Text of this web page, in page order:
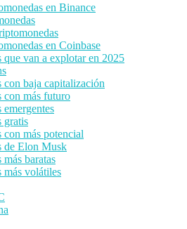
en Binance
en Coinbase
que van a explotar en 2025
con baja capitalización
con más futuro
gratis
con más potencial
de Elon Musk
baratas
más volátiles